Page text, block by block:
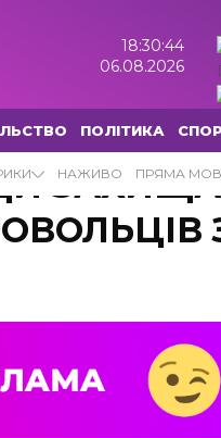
18:30:45
06.08.2026
ПОЛІТИКА
НАЖИВО ПРЯМА